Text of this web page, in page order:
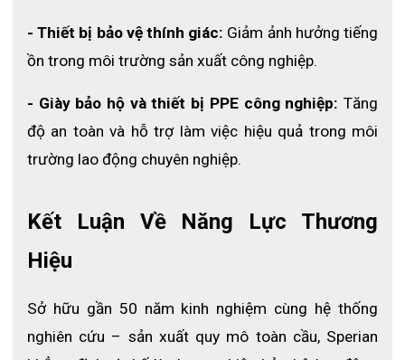
- Thiết bị bảo vệ thính giác: Giảm ảnh hưởng tiếng
ồn trong môi trường sản xuất công nghiệp.
- Giày bảo hộ và thiết bị PPE công nghiệp: Tăng
độ an toàn và hỗ trợ làm việc hiệu quả trong môi
trường lao động chuyên nghiệp.
Kết Luận Về Năng Lực Thương
Hiệu
Sở hữu gần 50 năm kinh nghiệm cùng hệ thống
nghiên cứu – sản xuất quy mô toàn cầu, Sperian